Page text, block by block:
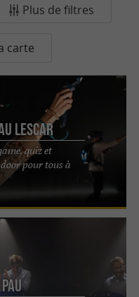
Plus de filtres
carte
Lescar
quiz et
pour tous à